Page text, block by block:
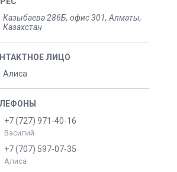
Казыбаева 286Б, офис 301, Алматы,
Казахстан
Алиса
+7 (727) 971-40-16
Василий
+7 (707) 597-07-35
Алиса